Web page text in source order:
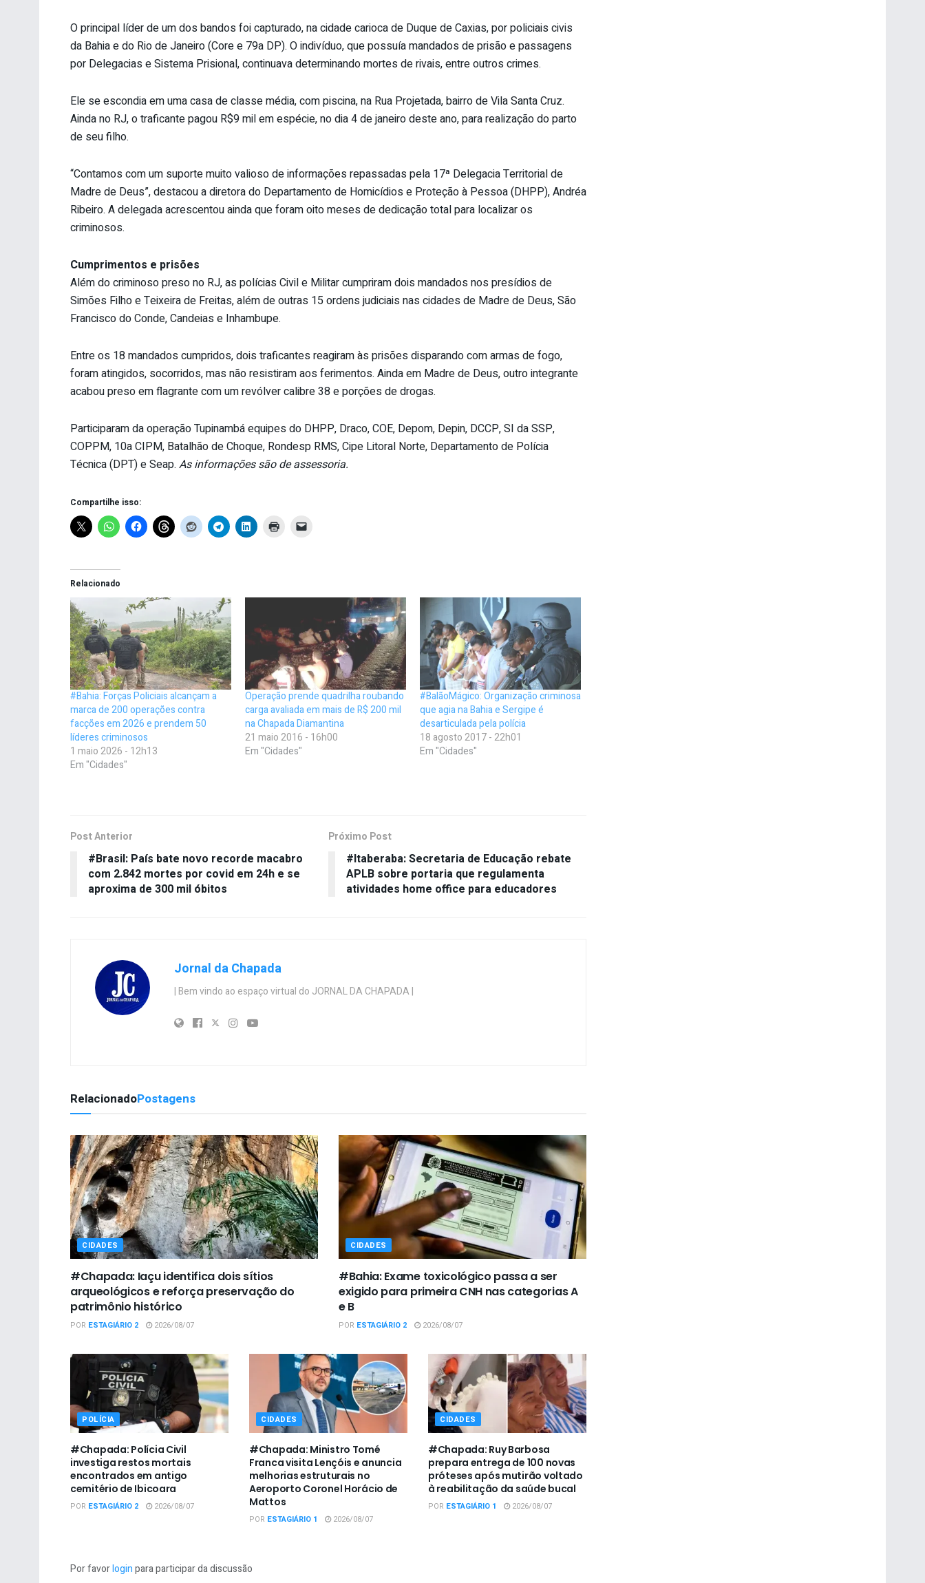
O principal líder de um dos bandos foi capturado, na cidade carioca de Duque de Caxias, por policiais civis
da Bahia e do Rio de Janeiro (Core e 79a DP). O indivíduo, que possuía mandados de prisão e passagens
por Delegacias e Sistema Prisional, continuava determinando mortes de rivais, entre outros crimes.
Ele se escondia em uma casa de classe média, com piscina, na Rua Projetada, bairro de Vila Santa Cruz.
Ainda no RJ, o traficante pagou R$9 mil em espécie, no dia 4 de janeiro deste ano, para realização do parto
de seu filho.
“Contamos com um suporte muito valioso de informações repassadas pela 17ª Delegacia Territorial de
Madre de Deus”, destacou a diretora do Departamento de Homicídios e Proteção à Pessoa (DHPP), Andréa
Ribeiro. A delegada acrescentou ainda que foram oito meses de dedicação total para localizar os
criminosos.
Cumprimentos e prisões
Além do criminoso preso no RJ, as polícias Civil e Militar cumpriram dois mandados nos presídios de
Simões Filho e Teixeira de Freitas, além de outras 15 ordens judiciais nas cidades de Madre de Deus, São
Francisco do Conde, Candeias e Inhambupe.
Entre os 18 mandados cumpridos, dois traficantes reagiram às prisões disparando com armas de fogo,
foram atingidos, socorridos, mas não resistiram aos ferimentos. Ainda em Madre de Deus, outro integrante
acabou preso em flagrante com um revólver calibre 38 e porções de drogas.
Participaram da operação Tupinambá equipes do DHPP, Draco, COE, Depom, Depin, DCCP, SI da SSP,
COPPM, 10a CIPM, Batalhão de Choque, Rondesp RMS, Cipe Litoral Norte, Departamento de Polícia
Técnica (DPT) e Seap. As informações são de assessoria.
Compartilhe isso:
Relacionado
#Bahia: Forças Policiais alcançam a
marca de 200 operações contra
facções em 2026 e prendem 50
líderes criminosos
1 maio 2026 - 12h13
Em "Cidades"
Operação prende quadrilha roubando
carga avaliada em mais de R$ 200 mil
na Chapada Diamantina
21 maio 2016 - 16h00
Em "Cidades"
#BalãoMágico: Organização criminosa
que agia na Bahia e Sergipe é
desarticulada pela polícia
18 agosto 2017 - 22h01
Em "Cidades"
Post Anterior
#Brasil: País bate novo recorde macabro
com 2.842 mortes por covid em 24h e se
aproxima de 300 mil óbitos
Próximo Post
#Itaberaba: Secretaria de Educação rebate
APLB sobre portaria que regulamenta
atividades home office para educadores
Jornal da Chapada
| Bem vindo ao espaço virtual do JORNAL DA CHAPADA |
RelacionadoPostagens
CIDADES
#Chapada: Iaçu identifica dois sítios
arqueológicos e reforça preservação do
patrimônio histórico
POR ESTAGIÁRIO 2 2026/08/07
CIDADES
#Bahia: Exame toxicológico passa a ser
exigido para primeira CNH nas categorias A
e B
POR ESTAGIÁRIO 2 2026/08/07
POLÍCIA
#Chapada: Polícia Civil
investiga restos mortais
encontrados em antigo
cemitério de Ibicoara
POR ESTAGIÁRIO 2 2026/08/07
CIDADES
#Chapada: Ministro Tomé
Franca visita Lençóis e anuncia
melhorias estruturais no
Aeroporto Coronel Horácio de
Mattos
POR ESTAGIÁRIO 1 2026/08/07
CIDADES
#Chapada: Ruy Barbosa
prepara entrega de 100 novas
próteses após mutirão voltado
à reabilitação da saúde bucal
POR ESTAGIÁRIO 1 2026/08/07
Por favorloginpara participar da discussão